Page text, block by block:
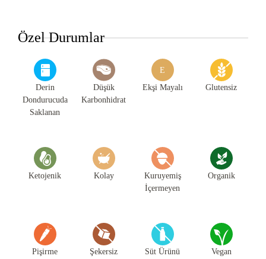
Özel Durumlar
Derin
Dondurucuda
Saklanan
Düşük
Karbonhidrat
E
Ekşi Mayalı Glutensiz
Ketojenik Kolay
Kuruyemiş
İçermeyen
Organik
Pişirme
Şekersiz
Süt Ürünü
Vegan